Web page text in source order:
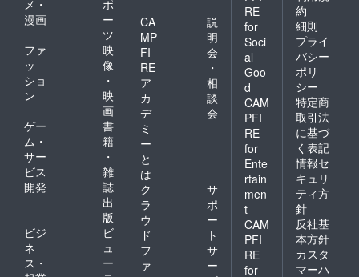
メ・
漫画
ポ
ー
ツ
ファ
ッ
ショ
ン
映
像
・
映
画
ゲー
ム・
サー
ビス
開発
書
籍
・
雑
誌
出
版
ビジ
ネ
ス・
ビ
ュ
ー
CA
MP
FI
RE
ア
カ
デ
ミ
ー
と
は
説
明
会
・
相
談
会
ク
ラ
ウ
ド
フ
ァ
サ
ポ
ー
ト
サ
ー
RE
for
Soci
al
Goo
d
CAM
PFI
RE
for
Ente
rtain
men
t
CAM
PFI
RE
for
約
細則
プライ
バシー
ポリ
シー
特定商
取引法
に基づ
く表記
情報セ
キュリ
ティ方
針
反社基
本方針
カスタ
マーハ